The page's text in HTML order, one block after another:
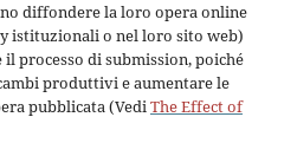
diffondere la loro opera online
istituzionali o nel loro sito web)
processo di submission, poiché
produttivi e aumentare le
pubblicata (VediThe Effect of